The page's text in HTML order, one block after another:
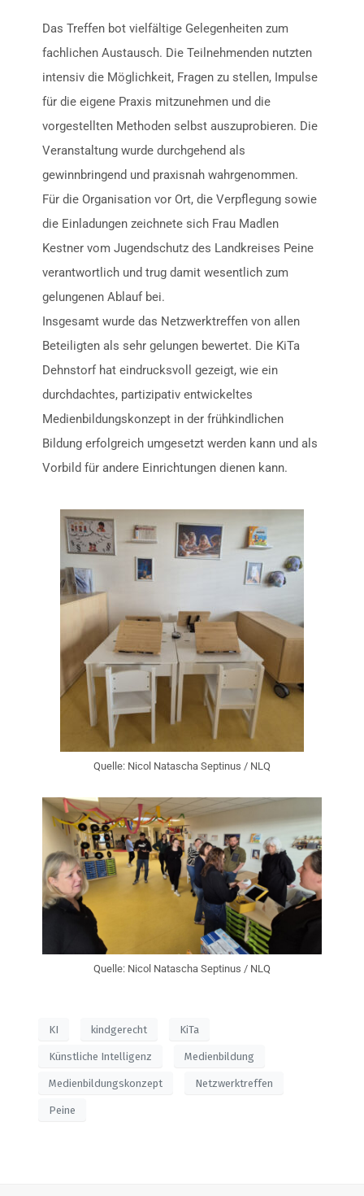
Das Treffen bot vielfältige Gelegenheiten zum
fachlichen Austausch. Die Teilnehmenden nutzten
intensiv die Möglichkeit, Fragen zu stellen, Impulse
für die eigene Praxis mitzunehmen und die
vorgestellten Methoden selbst auszuprobieren. Die
Veranstaltung wurde durchgehend als
gewinnbringend und praxisnah wahrgenommen.
Für die Organisation vor Ort, die Verpflegung sowie
die Einladungen zeichnete sich Frau Madlen
Kestner vom Jugendschutz des Landkreises Peine
verantwortlich und trug damit wesentlich zum
gelungenen Ablauf bei.
Insgesamt wurde das Netzwerktreffen von allen
Beteiligten als sehr gelungen bewertet. Die KiTa
Dehnstorf hat eindrucksvoll gezeigt, wie ein
durchdachtes, partizipativ entwickeltes
Medienbildungskonzept in der frühkindlichen
Bildung erfolgreich umgesetzt werden kann und als
Vorbild für andere Einrichtungen dienen kann.
Quelle: Nicol Natascha Septinus / NLQ
Quelle: Nicol Natascha Septinus / NLQ
KI kindgerecht KiTa
Künstliche Intelligenz Medienbildung
Medienbildungskonzept Netzwerktreffen
Peine